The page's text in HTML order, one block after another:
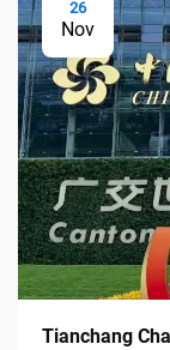
26
Nov
Tianchang